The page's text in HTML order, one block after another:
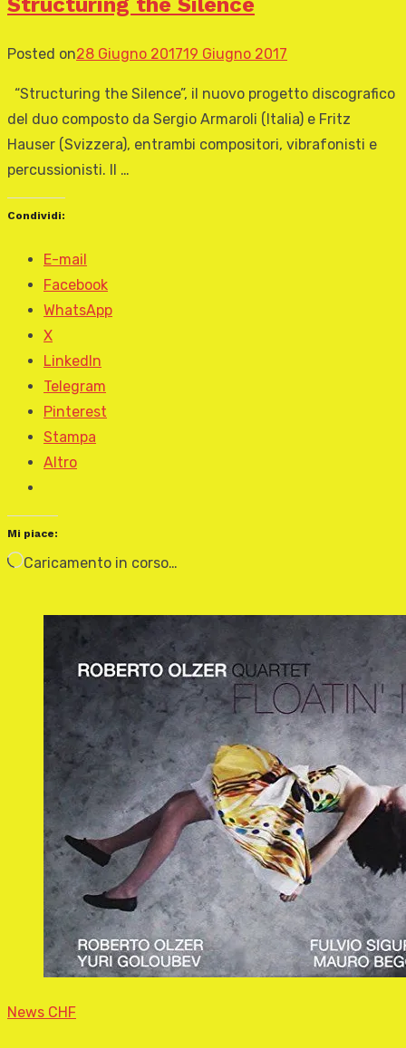
Posted on28 Giugno 201719 Giugno 2017
“Structuring the Silence”, il nuovo progetto discografico
del duo composto da Sergio Armaroli (Italia) e Fritz
Hauser (Svizzera), entrambi compositori, vibrafonisti e
percussionisti. Il …
Condividi:
E-mail
Facebook
WhatsApp
X
LinkedIn
Telegram
Pinterest
Stampa
Altro
Mi piace:
Caricamento in corso…
News CHF